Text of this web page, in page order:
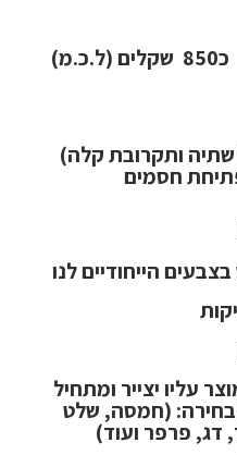
כ850 שקלים (ל.כ.מ)
ותקרובת קלה)
חסמים
הייחודיים לנו
עליו יצייר ומתחיל
(חמסה, שלט
דג, פרפר ועוד)